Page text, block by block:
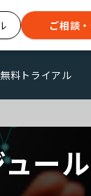
ご相談
無料トライアル
ー